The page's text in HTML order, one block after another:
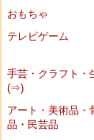
おもちゃ
テレビゲーム
手芸・クラフト・
(⇒)
アート・美術品・
品・民芸品